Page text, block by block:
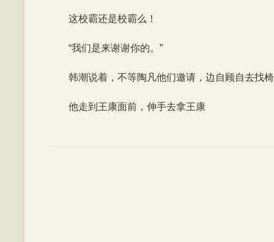
这校霸还是校霸么！
“我们是来谢谢你的。”
韩潮说着，不等陶凡他们邀请，边自顾自去找
他走到王康面前，伸手去拿王康